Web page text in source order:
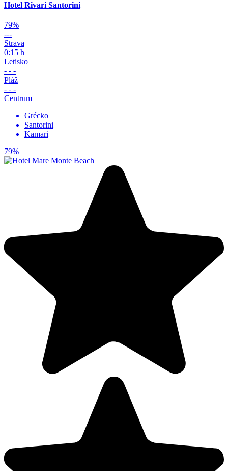
Hotel Rivari Santorini
79%
---
Strava
0:15 h
Letisko
- - -
Pláž
- - -
Centrum
Grécko
Santorini
Kamari
79%